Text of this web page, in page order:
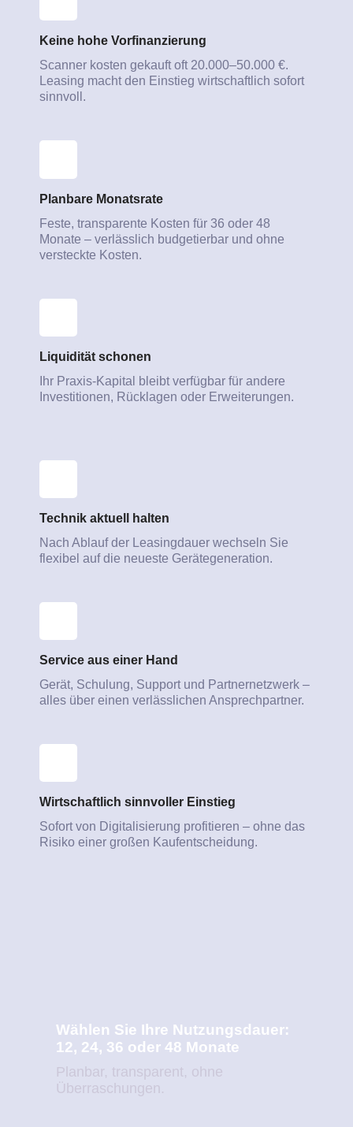
Keine hohe Vorfinanzierung
Scanner kosten gekauft oft 20.000–50.000 €.
Leasing macht den Einstieg wirtschaftlich sofort
sinnvoll.
Planbare Monatsrate
Feste, transparente Kosten für 36 oder 48
Monate – verlässlich budgetierbar und ohne
versteckte Kosten.
Liquidität schonen
Ihr Praxis-Kapital bleibt verfügbar für andere
Investitionen, Rücklagen oder Erweiterungen.
Technik aktuell halten
Nach Ablauf der Leasingdauer wechseln Sie
flexibel auf die neueste Gerätegeneration.
Service aus einer Hand
Gerät, Schulung, Support und Partnernetzwerk –
alles über einen verlässlichen Ansprechpartner.
Wirtschaftlich sinnvoller Einstieg
Sofort von Digitalisierung profitieren – ohne das
Risiko einer großen Kaufentscheidung.
Wählen Sie Ihre Nutzungsdauer:
12, 24, 36 oder 48 Monate
Planbar, transparent, ohne
Überraschungen.